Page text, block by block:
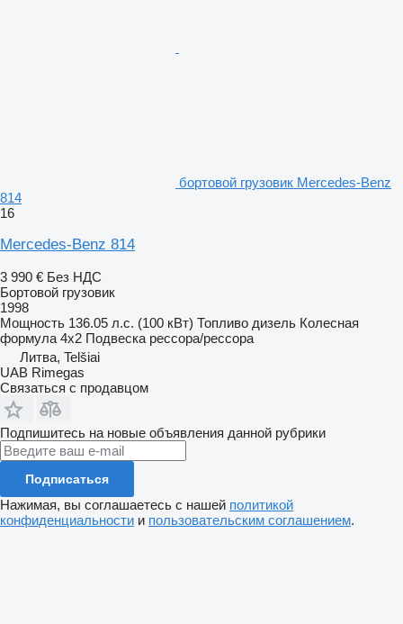
бортовой грузовик Mercedes-Benz
814
16
Mercedes-Benz 814
3 990 € Без НДС
Бортовой грузовик
1998
Мощность 136.05 л.с. (100 кВт) Топливо дизель Колесная
формула 4x2 Подвеска рессора/рессора
Литва, Telšiai
UAB Rimegas
Связаться с продавцом
Подпишитесь на новые объявления данной рубрики
Подписаться
Нажимая, вы соглашаетесь с нашей политикой
конфиденциальности и пользовательским соглашением.